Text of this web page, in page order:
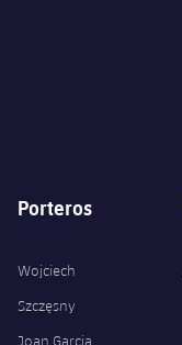
Porteros
Wojciech
Szczęsny
Joan Garcia